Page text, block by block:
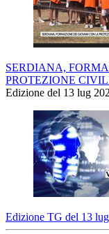
SERDIANA,
PROTEZIONE
Edizione del 13 lug
Edizione TG del 13